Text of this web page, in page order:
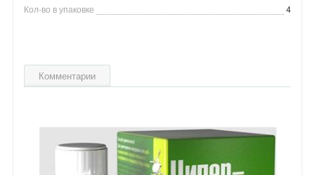
Кол-во в упаковке
4
Комментарии